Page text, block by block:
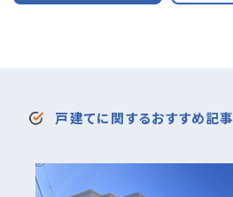
戸建てに関するおすすめ記事